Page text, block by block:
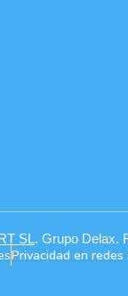
SL. Grupo Delax.
Privacidad en redes